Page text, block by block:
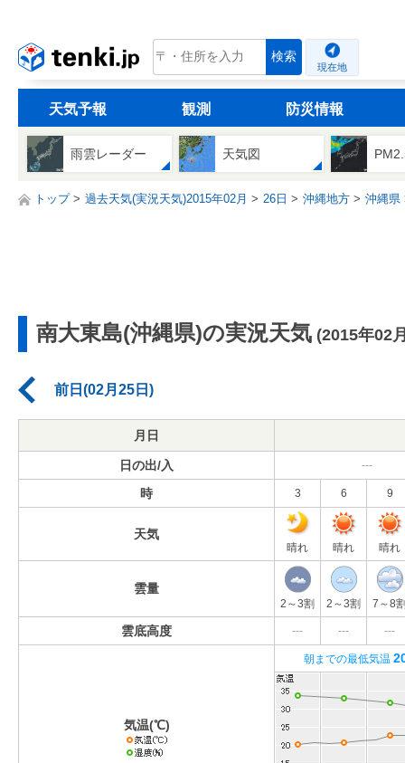
tenki.jp 検索
現在地
天気予報 観測 防災情報
雨雲レーダー 天気図
トップ 過去天気(実況天気)2015年02月 26日 沖縄地方 沖縄県
南大東島(沖縄県)の実況天気 (2015年02
前日(02月25日)
月日
日の出/入 ---
時 3 6 9
天気
晴れ 晴れ 晴れ
雲量
2～3割 2～3割 7～8
雲底高度 --- --- ---
気温(℃)
朝までの最低気温